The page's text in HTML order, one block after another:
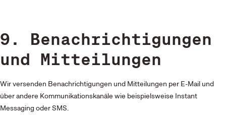
9. Benachrichtigungen
und Mitteilungen
Wir versenden Benachrichtigungen und Mitteilungen per E-Mail und
über andere Kommunikationskanäle wie beispielsweise Instant
Messaging oder SMS.